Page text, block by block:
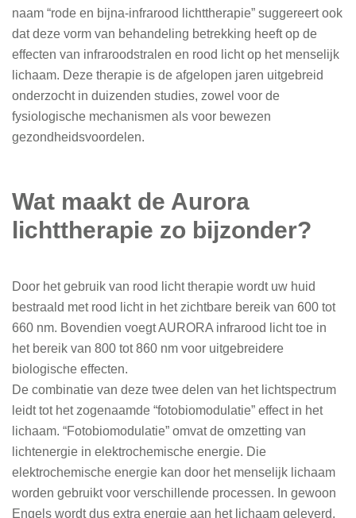
naam “rode en bijna-infrarood lichttherapie” suggereert ook
dat deze vorm van behandeling betrekking heeft op de
effecten van infraroodstralen en rood licht op het menselijk
lichaam. Deze therapie is de afgelopen jaren uitgebreid
onderzocht in duizenden studies, zowel voor de
fysiologische mechanismen als voor bewezen
gezondheidsvoordelen.
Wat maakt de Aurora
lichttherapie zo bijzonder?
Door het gebruik van rood licht therapie wordt uw huid
bestraald met rood licht in het zichtbare bereik van 600 tot
660 nm. Bovendien voegt AURORA infrarood licht toe in
het bereik van 800 tot 860 nm voor uitgebreidere
biologische effecten.
De combinatie van deze twee delen van het lichtspectrum
leidt tot het zogenaamde “fotobiomodulatie” effect in het
lichaam. “Fotobiomodulatie” omvat de omzetting van
lichtenergie in elektrochemische energie. Die
elektrochemische energie kan door het menselijk lichaam
worden gebruikt voor verschillende processen. In gewoon
Engels wordt dus extra energie aan het lichaam geleverd,